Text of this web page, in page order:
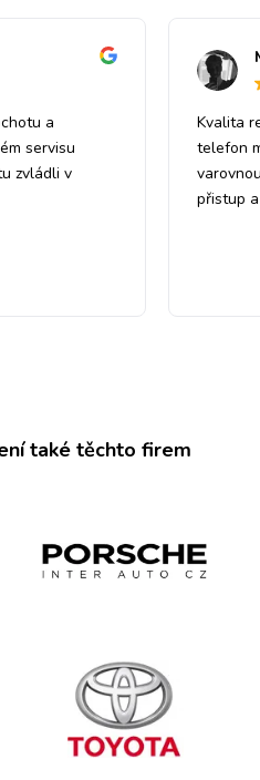
a
servisu
zvládli v
Kvalita
telefon
přistup
také těchto firem